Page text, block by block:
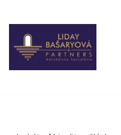
Preskočiť
na
obsah